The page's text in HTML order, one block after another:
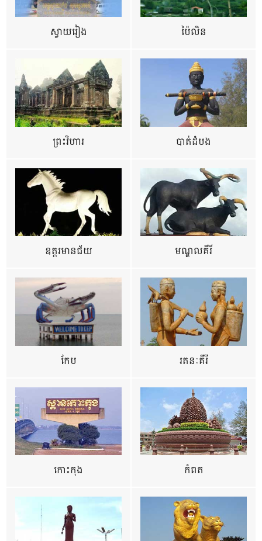
ស្វាយរៀង ប៉ៃលិន
ព្រះវិហារ បាត់ដំបង
ឧត្ដរមានជ័យ មណ្ឌលគីរី
កែប រតនៈគីរី
កោះកុង កំពត